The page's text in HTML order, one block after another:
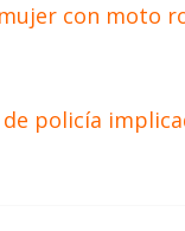
con moto
policía